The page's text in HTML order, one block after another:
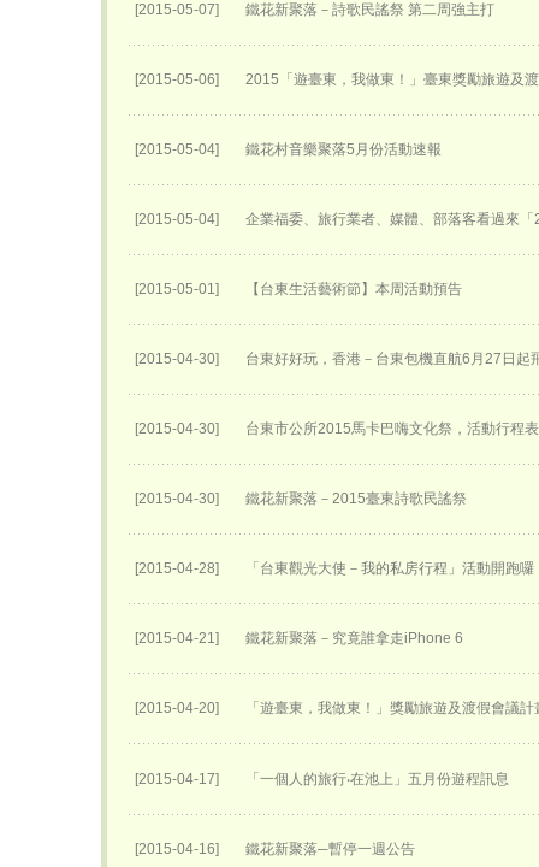
[2015-05-07] 鐵花新聚落－詩歌民謠祭 第二周強主打
[2015-05-06] 2015「遊臺東，我做東！」臺東獎勵旅遊及
[2015-05-04] 鐵花村音樂聚落5月份活動速報
[2015-05-04] 企業福委、旅行業者、媒體、部落客看過來
[2015-05-01] 【台東生活藝術節】本周活動預告
[2015-04-30] 台東好好玩，香港－台東包機直航6月27日​起
[2015-04-30] 台東市公所2015馬卡巴嗨文化祭，活動行程
[2015-04-30] 鐵花新聚落－2015臺東詩歌民謠祭
[2015-04-28] 「台東觀光大使－我的私房行程」活動開跑囉
[2015-04-21] 鐵花新聚落－究竟誰拿走iPhone 6
[2015-04-20] 「遊臺東，我做東！」獎勵旅遊及渡假會議計
[2015-04-17] 「一個人的旅行‧在池上」五月份遊程訊息
[2015-04-16] 鐵花新聚落─暫停一週公告